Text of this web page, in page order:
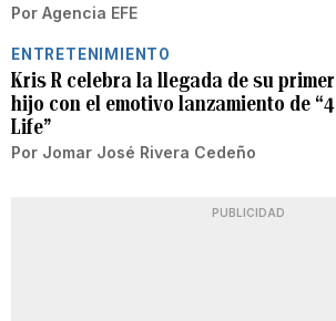
Por Agencia EFE
ENTRETENIMIENTO
Kris R celebra la llegada de su primer
hijo con el emotivo lanzamiento de “4
Life”
Por Jomar José Rivera Cedeño
PUBLICIDAD